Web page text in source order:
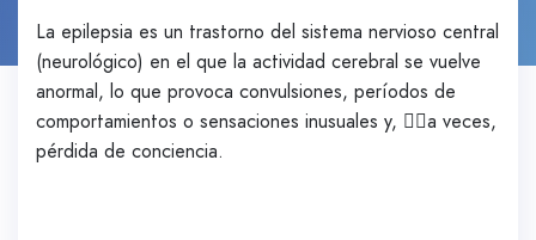
La epilepsia es un trastorno del sistema nervioso central
(neurológico) en el que la actividad cerebral se vuelve
anormal, lo que provoca convulsiones, períodos de
comportamientos o sensaciones inusuales y, 😵‍💫a veces,
pérdida de conciencia.